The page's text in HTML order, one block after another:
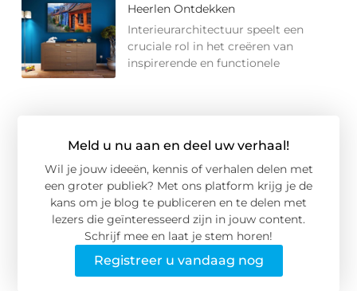
Heerlen Ontdekken
Interieurarchitectuur speelt een
cruciale rol in het creëren van
inspirerende en functionele
Meld u nu aan en deel uw verhaal!
Wil je jouw ideeën, kennis of verhalen delen met
een groter publiek? Met ons platform krijg je de
kans om je blog te publiceren en te delen met
lezers die geïnteresseerd zijn in jouw content.
Schrijf mee en laat je stem horen!
Registreer u vandaag nog